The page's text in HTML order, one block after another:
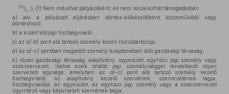
[1] 6. § (1) Nem indulhat pályázóként, és nem részesülhet támogatásban
a) aki a pályázati eljárásban döntés-előkészítőként közreműködő vagy
döntéshozó,
b) a kizárt közjogi tisztségviselő,
c) az a)-b) pont alá tartozó személy közeli hozzátartozója,
d) az a)-c) pontban megjelölt személy tulajdonában álló gazdasági társaság,
e) olyan gazdasági társaság, alapítvány, egyesület, egyházi jogi személy vagy
szakszervezet, illetve ezek önálló jogi személyiséggel rendelkező olyan
szervezeti egysége, amelyben az a)-c) pont alá tartozó személy vezető
tisztségviselő, az alapítvány kezelő szervének, szervezetének tagja,
tisztségviselője, az egyesület, az egyházi jogi személy vagy a szakszervezet
ügyintéző vagy képviseleti szervének tagja,